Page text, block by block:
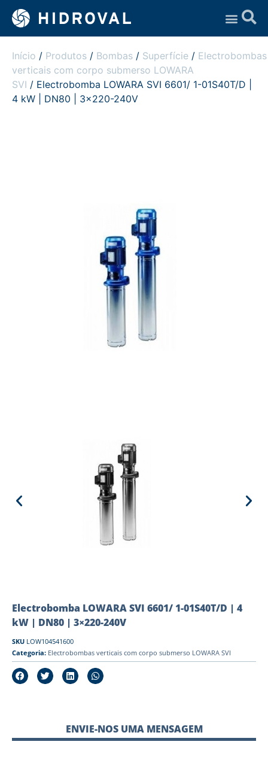
Início / Produtos / Bombas / Superfície / Electrobombas
verticais com corpo submerso LOWARA
SVI / Electrobomba LOWARA SVI 6601/ 1-01S40T/D |
4 kW | DN80 | 3×220-240V
Electrobomba LOWARA SVI 6601/ 1-01S40T/D | 4
kW | DN80 | 3×220-240V
SKU LOW104541600
Categoria: Electrobombas verticais com corpo submerso LOWARA SVI
ENVIE-NOS UMA MENSAGEM